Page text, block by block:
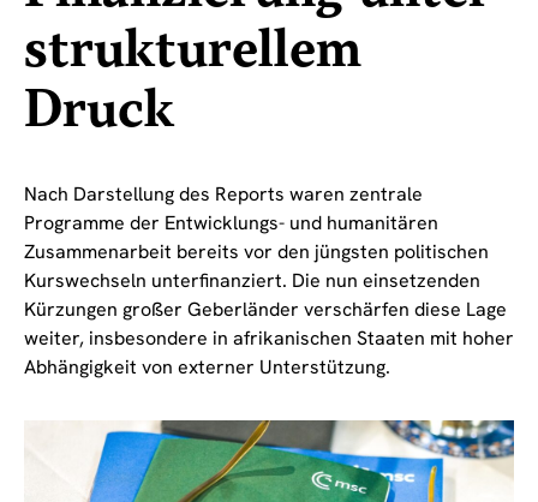
strukturellem
Druck
Nach Darstellung des Reports waren zentrale
Programme der Entwicklungs- und humanitären
Zusammenarbeit bereits vor den jüngsten politischen
Kurswechseln unterfinanziert. Die nun einsetzenden
Kürzungen großer Geberländer verschärfen diese Lage
weiter, insbesondere in afrikanischen Staaten mit hoher
Abhängigkeit von externer Unterstützung.